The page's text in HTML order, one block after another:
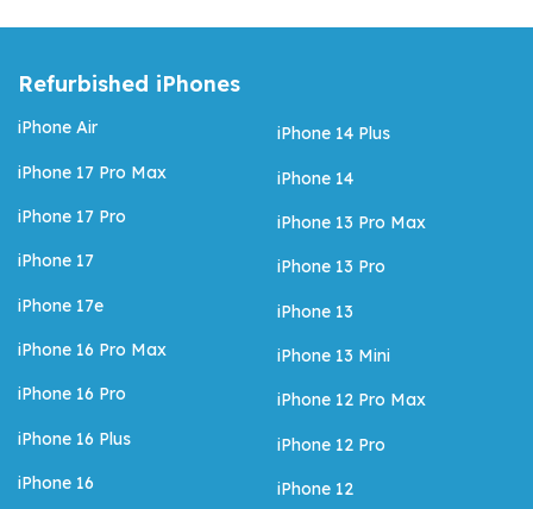
Refurbished iPhones
iPhone Air
iPhone 17 Pro Max
iPhone 17 Pro
iPhone 17
iPhone 17e
iPhone 16 Pro Max
iPhone 16 Pro
iPhone 16 Plus
iPhone 16
iPhone 14 Plus
iPhone 14
iPhone 13 Pro Max
iPhone 13 Pro
iPhone 13
iPhone 13 Mini
iPhone 12 Pro Max
iPhone 12 Pro
iPhone 12